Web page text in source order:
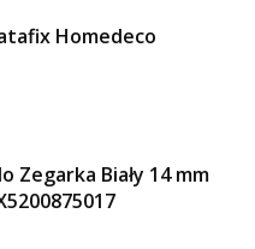
Homedeco
Zegarka Biały 14 mm